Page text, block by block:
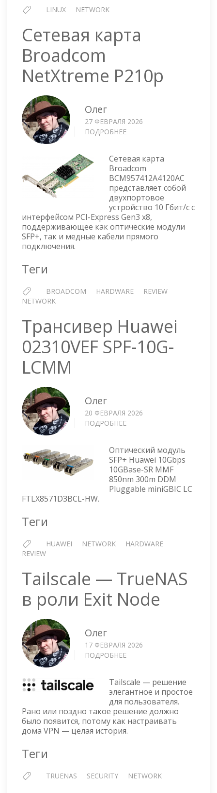
LINUX NETWORK
Сетевая карта
Broadcom
NetXtreme P210p
Олег
27 ФЕВРАЛЯ 2026
ПОДРОБНЕЕ
BROADCOM
NETXTREME
P210P
Сетевая карта
Broadcom
BCM957412A4120AC
представляет собой
двухпортовое
устройство 10 Гбит/с с
интерфейсом PCI-Express Gen3 x8,
поддерживающее как оптические модули
SFP+, так и медные кабели прямого
подключения.
Теги
BROADCOM HARDWARE
REVIEW
NETWORK
Трансивер Huawei
02310VEF SPF-10G-
LCMM
Олег
20 ФЕВРАЛЯ 2026
ПОДРОБНЕЕ
02310VEF
SPF-
10G-
LCMM
Оптический модуль
SFP+ Huawei 10Gbps
10GBase-SR MMF
850nm 300m DDM
Pluggable miniGBIC LC
FTLX8571D3BCL-HW.
Теги
HUAWEI NETWORK
HARDWARE
REVIEW
Tailscale — TrueNAS
в роли Exit Node
Олег
17 ФЕВРАЛЯ 2026
ПОДРОБНЕЕ
TRUENAS
В
РОЛИ
EXIT
NODE
Tailscale — решение
элегантное и простое
для пользователя.
Рано или поздно такое решение должно
было появится, потому как настраивать
дома VPN — целая история.
Теги
TRUENAS SECURITY NETWORK